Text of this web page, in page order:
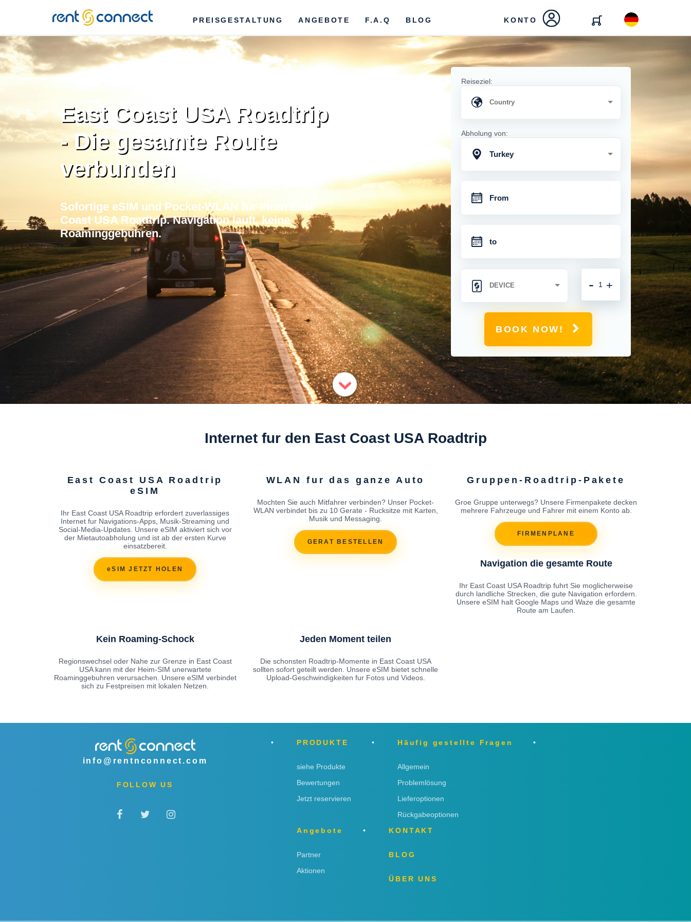
RENT'N
CONNECT
PREISGESTALTUNG ANGEBOTE F.A.Q BLOG KONTO
East Coast USA Roadtrip
- Die gesamte Route
verbunden
Sofortige eSIM und Pocket-WLAN fur Ihren East
Coast USA Roadtrip. Navigation lauft, keine
Roaminggebuhren.
Reiseziel:
Abholung von:
Turkey
+
-
BOOK NOW!
Internet fur den East Coast USA Roadtrip
East Coast USA Roadtrip
eSIM
Ihr East Coast USA Roadtrip erfordert zuverlassiges
Internet fur Navigations-Apps, Musik-Streaming und
Social-Media-Updates. Unsere eSIM aktiviert sich vor
der Mietautoabholung und ist ab der ersten Kurve
einsatzbereit.
eSIM JETZT HOLEN
WLAN fur das ganze Auto
Mochten Sie auch Mitfahrer verbinden? Unser Pocket-
WLAN verbindet bis zu 10 Gerate - Rucksitze mit Karten,
Musik und Messaging.
GERAT BESTELLEN
Gruppen-Roadtrip-Pakete
Groe Gruppe unterwegs? Unsere Firmenpakete decken
mehrere Fahrzeuge und Fahrer mit einem Konto ab.
FIRMENPLANE
Navigation die gesamte Route
Ihr East Coast USA Roadtrip fuhrt Sie moglicherweise
durch landliche Strecken, die gute Navigation erfordern.
Unsere eSIM halt Google Maps und Waze die gesamte
Route am Laufen.
Kein Roaming-Schock
Regionswechsel oder Nahe zur Grenze in East Coast
USA kann mit der Heim-SIM unerwartete
Roaminggebuhren verursachen. Unsere eSIM verbindet
sich zu Festpreisen mit lokalen Netzen.
Jeden Moment teilen
Die schonsten Roadtrip-Momente in East Coast USA
sollten sofort geteilt werden. Unsere eSIM bietet schnelle
Upload-Geschwindigkeiten fur Fotos und Videos.
info@rentnconnect.com
FOLLOW US
PRODUKTE
siehe Produkte
Bewertungen
Jetzt reservieren
Häufig gestellte Fragen
Allgemein
Problemlösung
Lieferoptionen
Rückgabeoptionen
Angebote
Partner
Aktionen
KONTAKT
BLOG
ÜBER UNS